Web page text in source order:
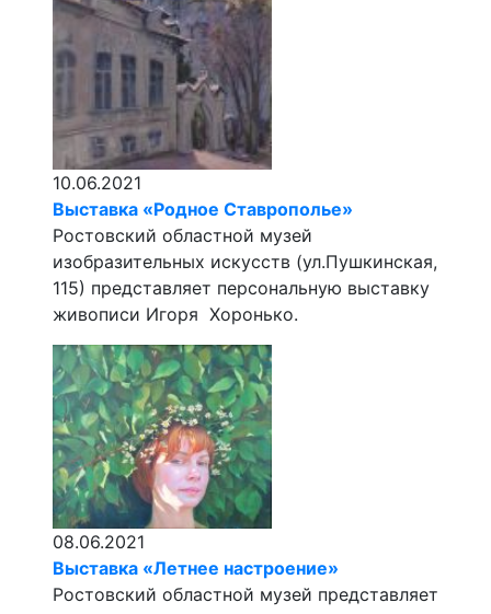
10.06.2021
Выставка «‎Родное Ставрополье»‎
Ростовский областной музей
изобразительных искусств (ул.Пушкинская,
115) представляет персональную выставку
живописи Игоря Хоронько.
08.06.2021
Выставка «Летнее настроение»
Ростовский областной музей представляет